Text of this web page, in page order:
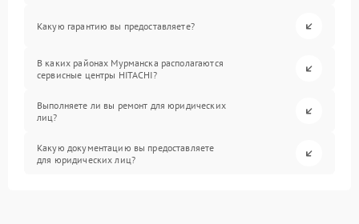
Какую гарантию вы предоставляете?
В каких районах Мурманска располагаются
сервисные центры HITACHI?
Выполняете ли вы ремонт для юридических
лиц?
Какую документацию вы предоставляете
для юридических лиц?